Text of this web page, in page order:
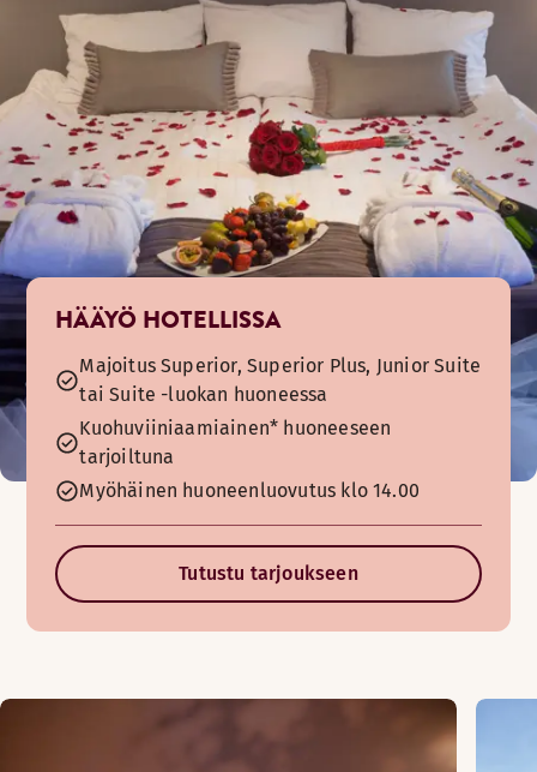
HÄÄYÖ HOTELLISSA
Majoitus Superior, Superior Plus, Junior Suite
tai Suite -luokan huoneessa
Kuohuviiniaamiainen* huoneeseen
tarjoiltuna
Myöhäinen huoneenluovutus klo 14.00
Tutustu tarjoukseen